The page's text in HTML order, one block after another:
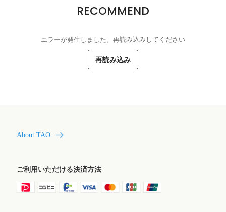
RECOMMEND
エラーが発生しました。再読み込みしてください
再読み込み
About TAO
ご利用いただける決済方法